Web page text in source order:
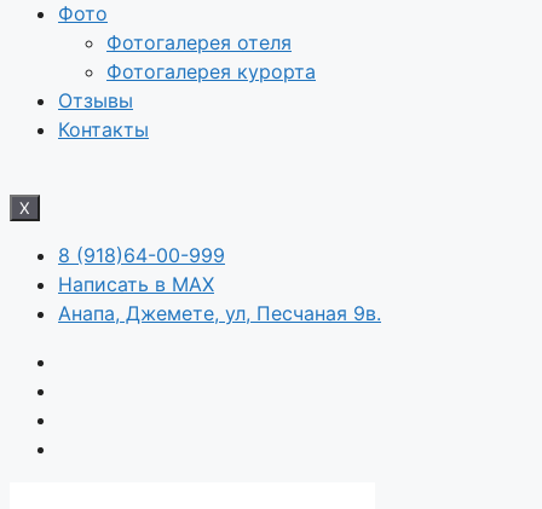
Фото
Фотогалерея отеля
Фотогалерея курорта
Отзывы
Контакты
X
8 (918)64-00-999
Написать в MAX
Анапа, Джемете, ул, Песчаная 9в.